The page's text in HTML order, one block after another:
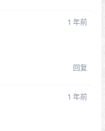
1 年前
回复
1 年前